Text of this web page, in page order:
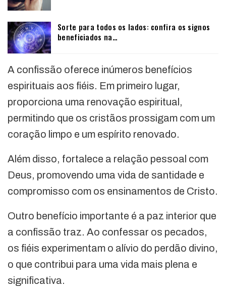
Sorte para todos os lados: confira os signos
beneficiados na…
A confissão oferece inúmeros benefícios
espirituais aos fiéis. Em primeiro lugar,
proporciona uma renovação espiritual,
permitindo que os cristãos prossigam com um
coração limpo e um espírito renovado.
Além disso, fortalece a relação pessoal com
Deus, promovendo uma vida de santidade e
compromisso com os ensinamentos de Cristo.
Outro benefício importante é a paz interior que
a confissão traz. Ao confessar os pecados,
os fiéis experimentam o alívio do perdão divino,
o que contribui para uma vida mais plena e
significativa.